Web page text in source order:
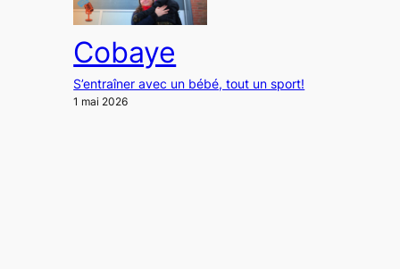
Cobaye
S’entraîner avec un bébé, tout un sport!
1 mai 2026